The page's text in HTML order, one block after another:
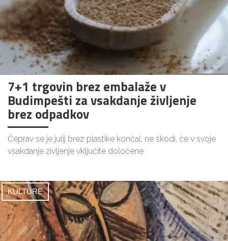
7+1 trgovin brez embalaže v
Budimpešti za vsakdanje življenje
brez odpadkov
Čeprav se je julij brez plastike končal, ne škodi, če v svoje
vsakdanje življenje vključite določene
KULTURE